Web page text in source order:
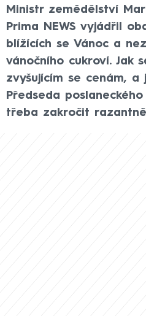
Ministr zemědělství
Prima NEWS vyjádřil
blížících se Vánoc a
vánočního cukroví. Jak
zvyšujícím se cenám,
Předseda
třeba zakročit